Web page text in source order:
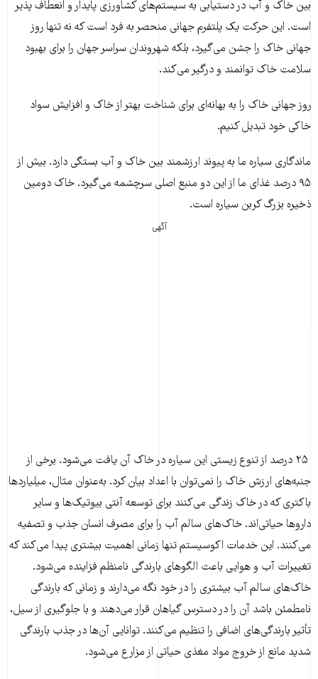
بین خاک و آب در دستیابی به سیستم‌های کشاورزی پایدار و انعطاف پذیر
است. این حرکت یک پلتفرم جهانی منحصر به فرد است که نه تنها روز
جهانی خاک را جشن می‌گیرد، بلکه شهروندان سراسر جهان را برای بهبود
سلامت خاک توانمند و درگیر می‌کند.
روز جهانی خاک را به بهانەای برای شناخت بهتر از خاک و افزایش سواد
خاکی خود تبدیل کنیم.
ماندگاری سیاره ما به پیوند ارزشمند بین خاک و آب بستگی دارد. بیش از
۹۵ درصد غذای ما از این دو منبع اصلی سرچشمه می‌گیرد. خاک دومین
ذخیره بزرگ کربن سیاره است.
آگهی
۲۵ درصد از تنوع زیستی این سیاره در خاک آن یافت می‌شود. برخی از
جنبه‌های ارزش خاک را نمی‌توان با اعداد بیان کرد. به‌عنوان مثال، میلیاردها
باکتری که در خاک زندگی می‌کنند برای توسعه آنتی بیوتیک‌ها و سایر
داروها حیاتی‌اند. خاک‌های سالم آب را برای مصرف انسان جذب و تصفیه
می‌کنند. این خدمات اکوسیستم تنها زمانی اهمیت بیشتری پیدا می‌کند که
تغییرات آب و هوایی باعث الگوهای بارندگی نامنظم فزاینده می‌شود.
خاک‌های سالم آب بیشتری را در خود نگه می‌دارند و زمانی که بارندگی
نامطمئن باشد آن را در دسترس گیاهان قرار می‌دهند و با جلوگیری از سیل،
تأثیر بارندگی‌های اضافی را تنظیم می‌کنند. توانایی آن‌ها در جذب بارندگی
شدید مانع از خروج مواد مغذی حیاتی از مزارع می‌شود.